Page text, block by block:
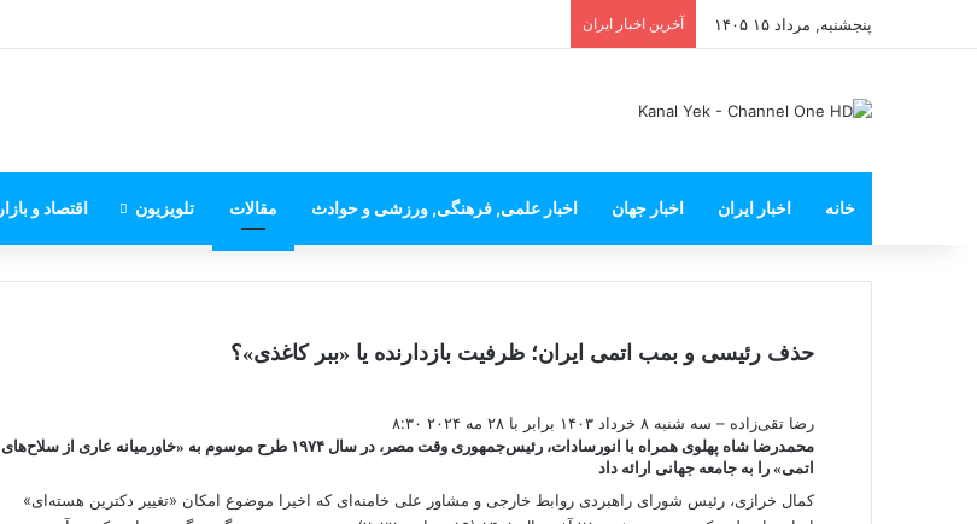
پنجشنبه, مرداد ۱۵ ۱۴۰۵ آخرین اخبار ایران
خانه اخبار ایران اخبار جهان اخبار علمی, فرهنگی, ورزشی و حوادث مقالات تلویزیون اقتصاد و بازار
حذف رئیسی و بمب اتمی ایران؛ ظرفیت بازدارنده یا «ببر کاغذی»؟
رضا تقی‌زاده – سه شنبه ۸ خرداد ۱۴۰۳ برابر با ۲۸ مه ۲۰۲۴ ۸:۳۰
محمدرضا شاه پهلوی همراه با انورسادات، رئیس‌جمهوری وقت مصر، در سال ۱۹۷۴ طرح موسوم به «خاورمیانه عاری از سلاح‌های
اتمی» را به جامعه جهانی ارائه داد
کمال خرازی، رئیس شورای راهبردی روابط خارجی و مشاور علی خامنه‌ای که اخیرا موضوع امکان «تغییر دکترین هسته‌ای»